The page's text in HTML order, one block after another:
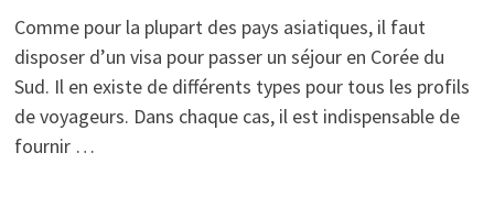
Comme pour la plupart des pays asiatiques, il faut
disposer d’un visa pour passer un séjour en Corée du
Sud. Il en existe de différents types pour tous les profils
de voyageurs. Dans chaque cas, il est indispensable de
fournir …